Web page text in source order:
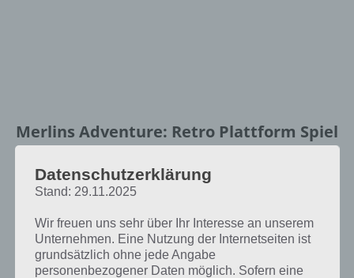
Merlins Adventure: Retro Plattform Spiel
in 2D Look
Vom grafischen her ist Merlins
gehalten, was an zahlreiche
Retro Spiele erinnert. Im 8-bit
Stil, wozu auch die Musik
passend gestaltet worden ist,
Datenschutzerklärung
Stand: 29.11.2025
Wir freuen uns sehr über Ihr Interesse an unserem
Unternehmen. Eine Nutzung der Internetseiten ist
grundsätzlich ohne jede Angabe
personenbezogener Daten möglich. Sofern eine